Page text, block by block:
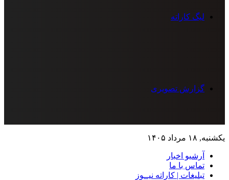
لیگ کاراته
گزارش تصویری
یکشنبه, ۱۸ مرداد ۱۴۰۵
آرشیو اخبار
تماس‌ با‌ ما
تبلیغات | کاراته نیــوز